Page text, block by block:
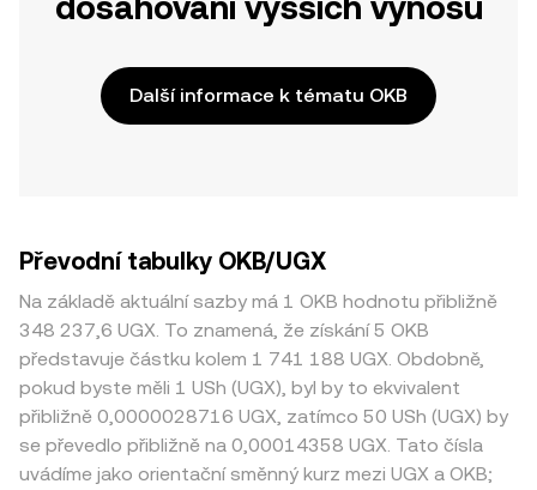
Další informace k tématu OKB
Převodní tabulky OKB/UGX
Na základě aktuální sazby má 1 OKB hodnotu přibližně
348 237,6 UGX. To znamená, že získání 5 OKB
představuje částku kolem 1 741 188 UGX. Obdobně,
pokud byste měli 1 USh (UGX), byl by to ekvivalent
přibližně 0,0000028716 UGX, zatímco 50 USh (UGX) by
se převedlo přibližně na 0,00014358 UGX. Tato čísla
uvádíme jako orientační směnný kurz mezi UGX a OKB;